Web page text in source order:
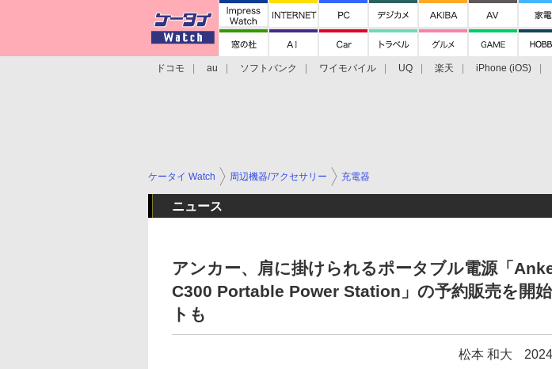
ドコモ au ソフトバンク ワイモバイル UQ 楽天 iPhone (iOS)
ケータイ Watch 周辺機器/アクセサリー 充電器
ニュース
アンカー、肩に掛けられるポータブル電源「
C300 Portable Power Station」の予約販売を開
トも
松本 和大